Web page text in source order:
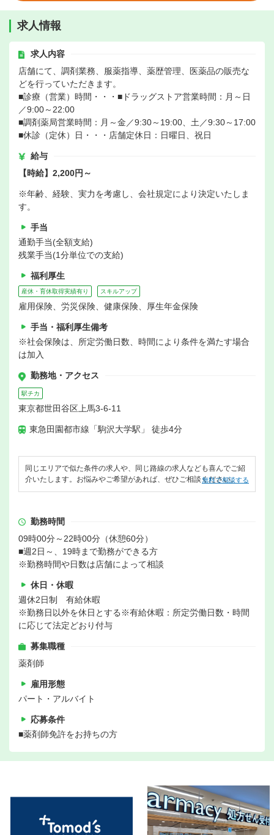
求人情報
求人内容
店舗にて、調剤業務、服薬指導、薬歴管理、医薬品の販売な
どを行っていただきます。
■診療（営業）時間・・・■ドラッグストア営業時間：月～日
／9:00～22:00
■調剤薬局営業時間：月～金／9:30～19:00、土／9:30～17:00
■休診（定休）日・・・店舗定休日：日曜日、祝日
給与
【時給】2,200円～
※年齢、経験、実力を考慮し、会社規定により決定いたしま
す。
手当
通勤手当(全額支給)
残業手当(1分単位での支給)
福利厚生
産休・育休取得実績有り スキルアップ
雇用保険、労災保険、健康保険、厚生年金保険
手当・福利厚生備考
※社会保険は、所定労働日数、時間により条件を満たす場合
は加入
勤務地・アクセス
駅チカ
東京都世田谷区上馬3-6-11
東急田園都市線「駒沢大学駅」 徒歩4分
同じエリアで似た条件の求人や、同じ路線の求人なども喜んでご紹
介いたします。お悩みやご希望があれば、ぜひご相談ください。
無料で相談する
勤務時間
09時00分～22時00分（休憩60分）
■週2日～、19時まで勤務ができる方
※勤務時間や日数は店舗によって相談
休日・休暇
週休2日制 有給休暇
※勤務日以外を休日とする※有給休暇：所定労働日数・時間
に応じて法定どおり付与
募集職種
薬剤師
雇用形態
パート・アルバイト
応募条件
■薬剤師免許をお持ちの方